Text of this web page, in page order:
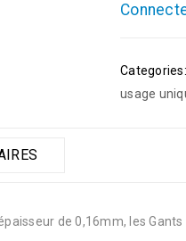
Categories:
usage
de 0,16mm, les